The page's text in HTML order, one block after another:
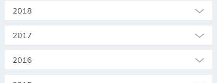
2018
2017
2016